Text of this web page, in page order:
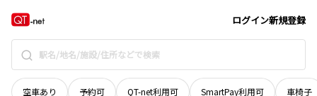
ログイン新規登録
空車あり 予約可 QT-net利用可 SmartPay利用可 車椅子
青森県